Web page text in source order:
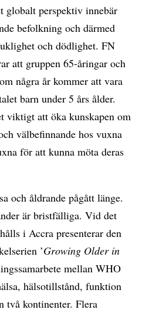
globalt perspektiv innebär
befolkning och därmed
och dödlighet. FN
att gruppen 65-åringar och
några år kommer att vara
barn under 5 års ålder.
viktigt att öka kunskapen om
välbefinnande hos vuxna
för att kunna möta deras
och åldrande pågått länge.
är bristfälliga. Vid det
i Accra presenterar den
’Growing Older in
mellan WHO
hälsotillstånd, funktion
två kontinenter. Flera